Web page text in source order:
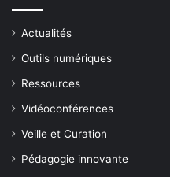
Actualités
Outils numériques
Ressources
Vidéoconférences
Veille et Curation
Pédagogie innovante